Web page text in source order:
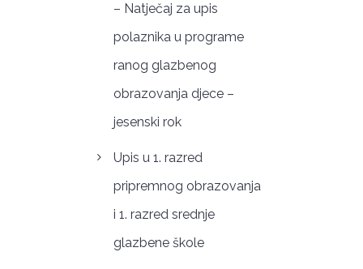
– Natječaj za upis
polaznika u programe
ranog glazbenog
obrazovanja djece –
jesenski rok
Upis u 1. razred
pripremnog obrazovanja
i 1. razred srednje
glazbene škole